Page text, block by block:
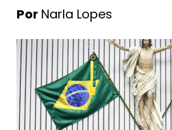
Por Narla Lopes